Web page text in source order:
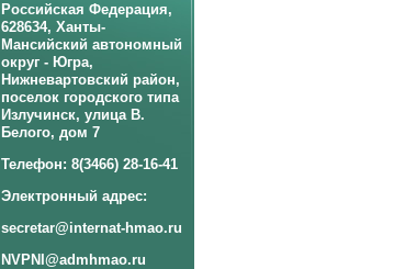
Российская Федерация,
628634, Ханты-
Мансийский автономный
округ - Югра,
Нижневартовский район,
поселок городского типа
Излучинск, улица В.
Белого, дом 7
Телефон: 8(3466) 28-16-41
Электронный адрес:
secretar@internat-hmao.ru
NVPNI@admhmao.ru